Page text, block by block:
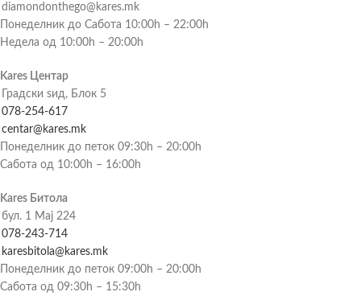
diamondonthego@kares.mk
Понеделник до Сабота 10:00h – 22:00h
Недела од 10:00h – 20:00h
Kares Центар
Градски ѕид, Блок 5
078-254-617
centar@kares.mk
Понеделник до петок 09:30h – 20:00h
Сабота од 10:00h – 16:00h
Kares Битола
бул. 1 Мај 224
078-243-714
karesbitola@kares.mk
Понеделник до петок 09:00h – 20:00h
Сабота од 09:30h – 15:30h